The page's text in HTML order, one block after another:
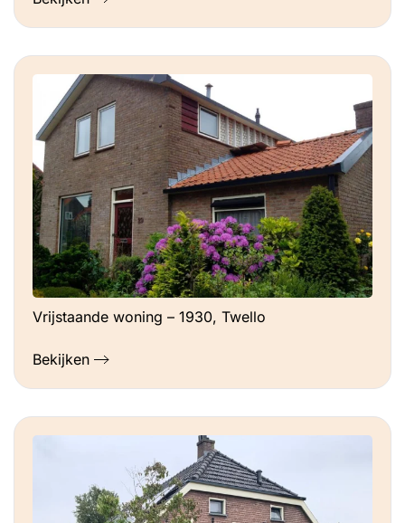
Vrijstaande woning – 1930, Twello
Bekijken